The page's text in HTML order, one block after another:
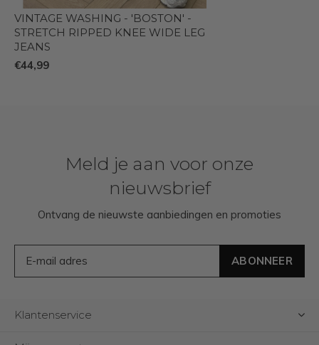
VINTAGE WASHING - 'BOSTON' -
STRETCH RIPPED KNEE WIDE LEG
JEANS
€44,99
Meld je aan voor onze
nieuwsbrief
Ontvang de nieuwste aanbiedingen en promoties
ABONNEER
Klantenservice